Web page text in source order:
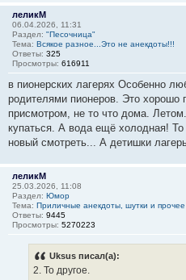
леликМ
06.04.2026, 11:31
Раздел: "Песочница"
Тема: Всякое разное...Это не анекдоты!!!
Ответы: 325
Просмотры: 616911
в пионерских лагерях Особенно
родителями пионеров. Это
присмотром, не то что дома.
купаться. А вода ещё холодная!
новый смотреть... А детишки
леликМ
25.03.2026, 11:08
Раздел: Юмор
Тема: Приличные анекдоты, шутки и прочее
Ответы: 9445
Просмотры: 5270223
Uksus писал(а):
2. То другое.